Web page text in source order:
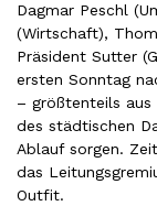
Dagmar Peschl
(Wirtschaft),
Präsident Sutter
ersten Sonntag
– größtenteils aus
des städtischen
Ablauf sorgen.
das
Outfit.